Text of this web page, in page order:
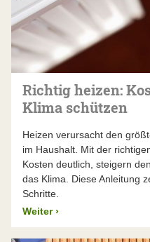
Richtig heizen:
Klima schützen
Heizen verursacht den
im Haushalt. Mit der
Kosten deutlich, steigern
das Klima. Diese Anleitung
Schritte.
Weiter ›